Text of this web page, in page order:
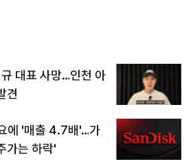
대표 사망…인천 아
견
에 '매출 4.7배'…가
가는 하락'